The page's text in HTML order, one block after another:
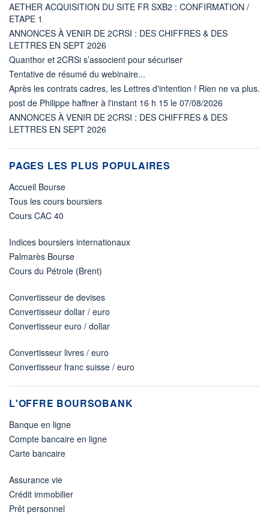
AETHER ACQUISITION DU SITE FR SXB2 : CONFIRMATION /
ETAPE 1
ANNONCES À VENIR DE 2CRSI : DES CHIFFRES & DES
LETTRES EN SEPT 2026
Quanthor et 2CRSi s’associent pour sécuriser
Tentative de résumé du webinaire...
Après les contrats cadres, les Lettres d'intention ! Rien ne va plus.
post de Philippe haffner à l'instant 16 h 15 le 07/08/2026
ANNONCES À VENIR DE 2CRSI : DES CHIFFRES & DES
LETTRES EN SEPT 2026
PAGES LES PLUS POPULAIRES
Accueil Bourse
Tous les cours boursiers
Cours CAC 40
Indices boursiers internationaux
Palmarès Bourse
Cours du Pétrole (Brent)
Convertisseur de devises
Convertisseur dollar / euro
Convertisseur euro / dollar
Convertisseur livres / euro
Convertisseur franc suisse / euro
L'OFFRE BOURSOBANK
Banque en ligne
Compte bancaire en ligne
Carte bancaire
Assurance vie
Crédit immobilier
Prêt personnel